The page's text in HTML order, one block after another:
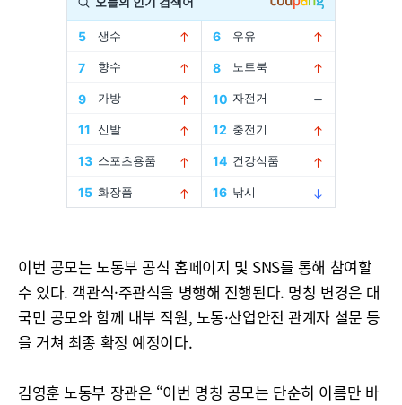
이번 공모는 노동부 공식 홈페이지 및 SNS를 통해 참여할
수 있다. 객관식·주관식을 병행해 진행된다. 명칭 변경은 대
국민 공모와 함께 내부 직원, 노동·산업안전 관계자 설문 등
을 거쳐 최종 확정 예정이다.
김영훈 노동부 장관은 “이번 명칭 공모는 단순히 이름만 바